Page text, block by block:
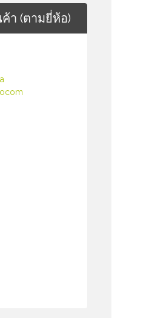
า (ตามยี่ห้อ)